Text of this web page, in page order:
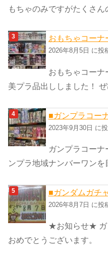
もちゃのみですがたくさ
おもちゃコーナ
2026年8月5日 に投
おもちゃコーナ
美プラ品出ししました！ ぜ
■ガンプラコー
2023年9月30日 に
ガンプラコーナ
ンプラ地域ナンバーワン
■ガンダムガチ
2026年8月7日 に投
★お知らせ★ ガ
おめでとうございます。